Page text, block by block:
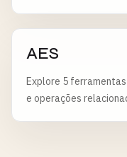
AES
Explore 5
e operações